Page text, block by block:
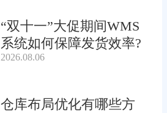
“双十一”大促期间WMS
系统如何保障发货效率?
2026.08.06
仓库布局优化有哪些方